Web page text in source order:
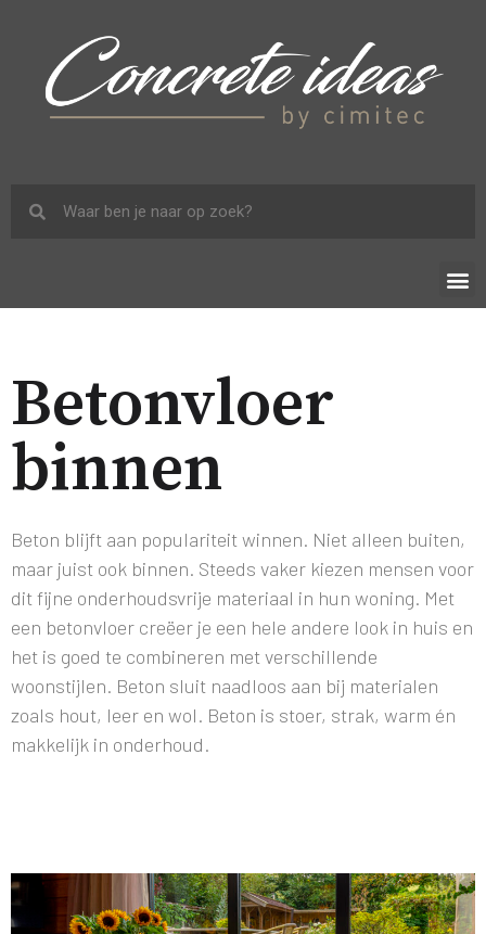
Betonvloer
binnen
Beton blijft aan populariteit winnen. Niet alleen buiten,
maar juist ook binnen. Steeds vaker kiezen mensen voor
dit fijne onderhoudsvrije materiaal in hun woning. Met
een betonvloer creëer je een hele andere look in huis en
het is goed te combineren met verschillende
woonstijlen. Beton sluit naadloos aan bij materialen
zoals hout, leer en wol. Beton is stoer, strak, warm én
makkelijk in onderhoud.